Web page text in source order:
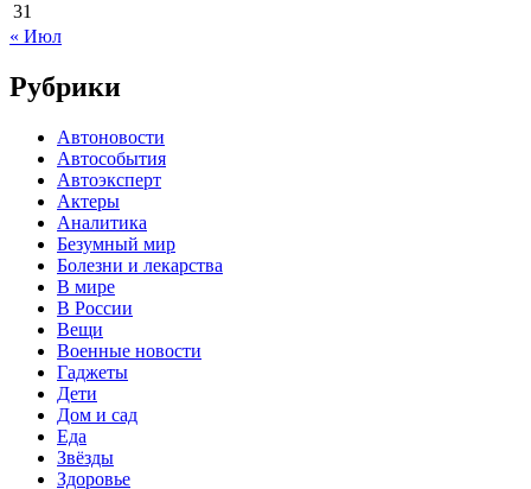
31
« Июл
Рубрики
Автоновости
Автособытия
Автоэксперт
Актеры
Аналитика
Безумный мир
Болезни и лекарства
В мире
В России
Вещи
Военные новости
Гаджеты
Дети
Дом и сад
Еда
Звёзды
Здоровье